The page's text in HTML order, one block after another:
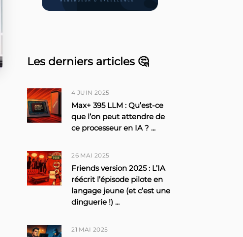
Les derniers articles 🤔
4 JUIN 2025
Max+ 395 LLM : Qu’est-ce
que l’on peut attendre de
ce processeur en IA ? ...
26 MAI 2025
Friends version 2025 : L’IA
réécrit l’épisode pilote en
langage jeune (et c’est une
dinguerie !) ...
21 MAI 2025